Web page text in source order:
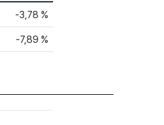
-3,78 %
-7,89 %